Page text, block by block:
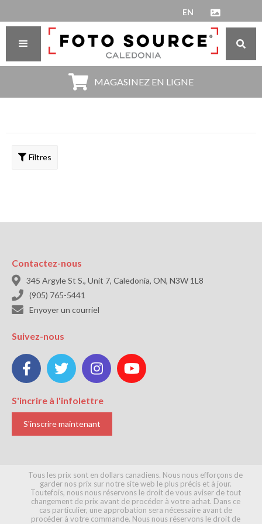
EN 

 MAGASINEZ EN LIGNE
Filtres
Contactez-nous
 345 Argyle St S., Unit 7, Caledonia, ON, N3W 1L8
 (905) 765-5441
 Enyoyer un courriel
Suivez-nous
   
S'incrire à l'infolettre
S'inscrire maintenant
Tous les prix sont en dollars canadiens. Nous nous efforçons de
garder nos prix sur notre site web le plus précis et à jour.
Toutefois, nous nous réservons le droit de vous aviser de tout
changement de prix avant de procéder à votre achat. Dans ce
cas particulier, une approbation sera nécessaire avant de
procéder à votre commande. Nous nous réservons le droit de